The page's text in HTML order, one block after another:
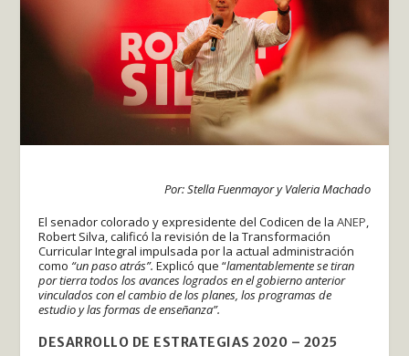
Por: Stella Fuenmayor y Valeria Machado
El senador colorado y expresidente del Codicen de laANEP,
Robert Silva, calificó la revisión de la Transformación
Curricular Integral impulsada por la actual administración
como “un paso atrás”. Explicó que “lamentablemente se tiran
por tierra todos los avances logrados en el gobierno anterior
vinculados con el cambio de los planes, los programas de
estudio y las formas de enseñanza”.
DESARROLLO DE ESTRATEGIAS 2020 – 2025